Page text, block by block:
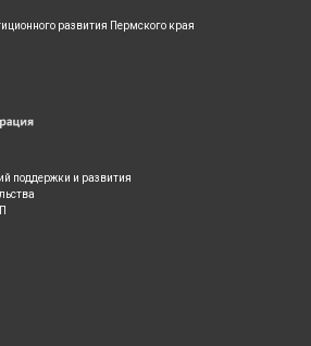
развития Пермского края
поддержки и развития